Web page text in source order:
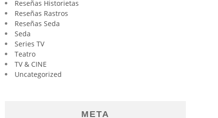
Reseñas Historietas
Reseñas Rastros
Reseñas Seda
Seda
Series TV
Teatro
TV & CINE
Uncategorized
META